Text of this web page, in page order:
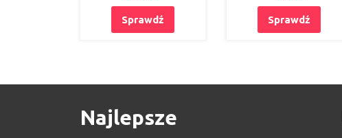
Sprawdź Sprawdź
Najlepsze